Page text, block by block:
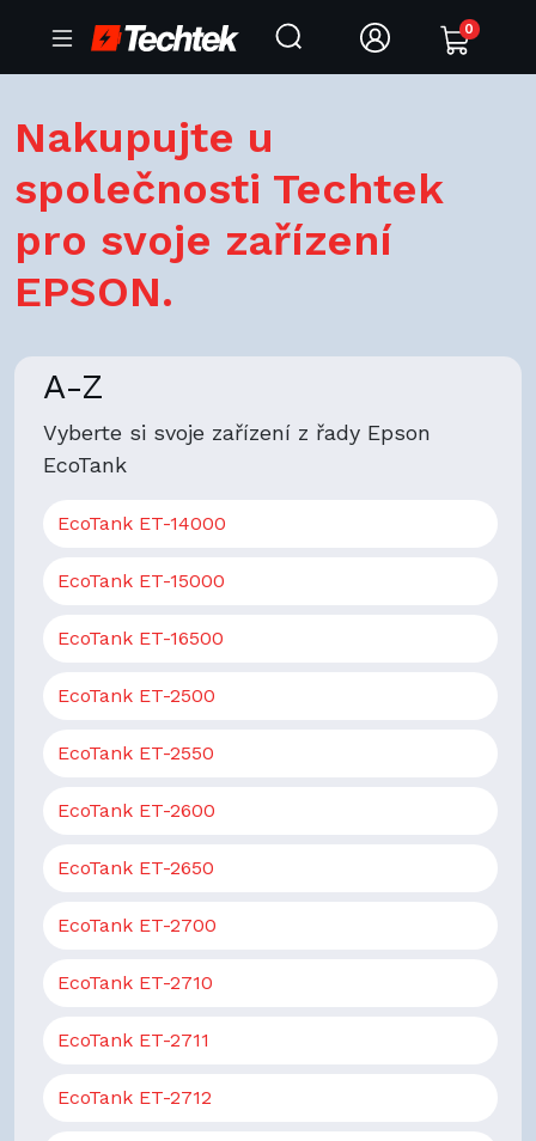
0
Nakupujte u
společnosti Techtek
pro svoje zařízení
EPSON.
A-Z
Vyberte si svoje zařízení z řady Epson
EcoTank
EcoTank ET-14000
EcoTank ET-15000
EcoTank ET-16500
EcoTank ET-2500
EcoTank ET-2550
EcoTank ET-2600
EcoTank ET-2650
EcoTank ET-2700
EcoTank ET-2710
EcoTank ET-2711
EcoTank ET-2712